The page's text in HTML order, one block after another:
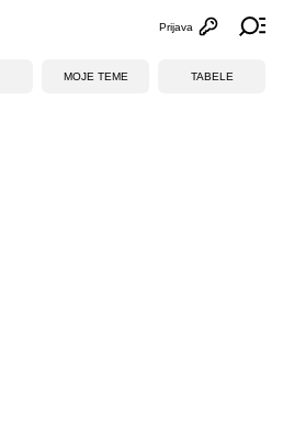
Otvori
Prijava
MOJE TEME TABELE